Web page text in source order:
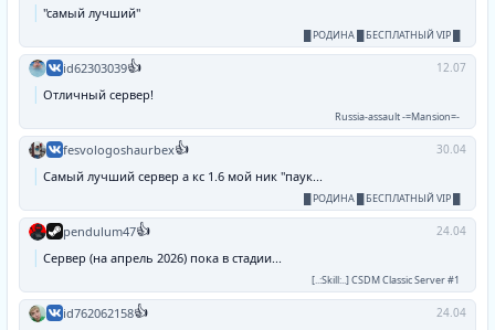
"самый лучший"
█ РОДИНА █ БЕСПЛАТНЫЙ VIP █
id62303039👍 12.07
Отличный сервер!
Russia-assault -=Mansion=-
fesvologoshaurbex👍 30.04
Самый лучший сервер а кс 1.6 мой ник "паук...
█ РОДИНА █ БЕСПЛАТНЫЙ VIP █
pendulum47👍 24.04
Сервер (на апрель 2026) пока в стадии...
[..:Skill:..] CSDM Classic Server #1
id762062158👍 24.04